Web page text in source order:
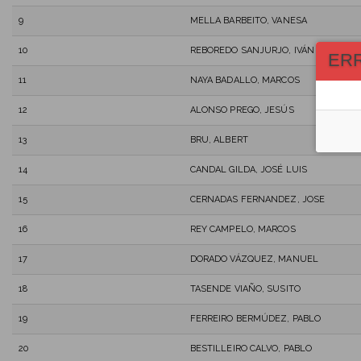
9 MELLA BARBEITO, VANESA
10 REBOREDO SANJURJO, IVÁN
11 NAYA BADALLO, MARCOS
12 ALONSO PREGO, JESÚS
13 BRU, ALBERT
14 CANDAL GILDA, JOSÉ LUIS
15 CERNADAS FERNANDEZ, JOSE
16 REY CAMPELO, MARCOS
17 DORADO VÁZQUEZ, MANUEL
18 TASENDE VIAÑO, SUSITO
19 FERREIRO BERMÚDEZ, PABLO
20 BESTILLEIRO CALVO, PABLO